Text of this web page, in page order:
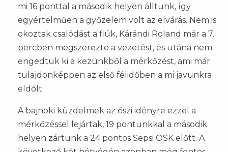
mi 16 ponttal a második helyen álltunk, így
egyértelműen a győzelem volt az elvárás. Nem is
okoztak csalódást a fiúk, Kárándi Roland már a 7.
percben megszerezte a vezetést, és utána nem
engedtük ki a kezünkből a mérkőzést, ami már
tulajdonképpen az első félidőben a mi javunkra
eldőlt.
A bajnoki küzdelmek az őszi idényre ezzel a
mérkőzéssel lejártak, 19 pontunkkal a második
helyen zártunk a 24 pontos Sepsi OSK előtt. A